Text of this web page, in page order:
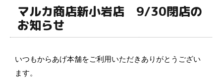
マルカ商店新小岩店 9/30閉店の
お知らせ
いつもからあげ本舗をご利用いただきありがとうござい
ます。